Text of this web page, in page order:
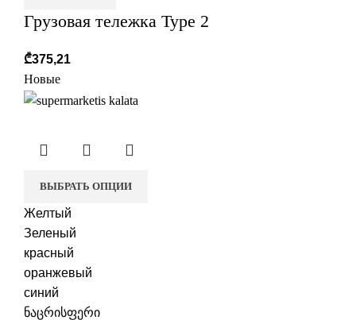
Грузовая тележка Type 2
₾375,21
Новые
ВЫБРАТЬ ОПЦИИ
Желтый
Зеленый
красный
оранжевый
синий
ნაცრისფერი